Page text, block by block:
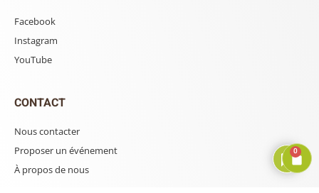
Facebook
Instagram
YouTube
CONTACT
Nous contacter
Proposer un événement
À propos de nous
0